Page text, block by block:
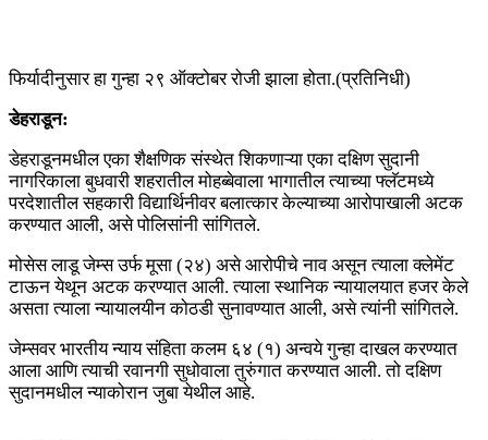
फिर्यादीनुसार हा गुन्हा २९ ऑक्टोबर रोजी झाला होता.(प्रतिनिधी)
डेहराडून:
डेहराडूनमधील एका शैक्षणिक संस्थेत शिकणाऱ्या एका दक्षिण सुदानी
नागरिकाला बुधवारी शहरातील मोहब्बेवाला भागातील त्याच्या फ्लॅटमध्ये
परदेशातील सहकारी विद्यार्थिनीवर बलात्कार केल्याच्या आरोपाखाली अटक
करण्यात आली, असे पोलिसांनी सांगितले.
मोसेस लाडू जेम्स उर्फ ​​मूसा (२४) असे आरोपीचे नाव असून त्याला क्लेमेंट
टाऊन येथून अटक करण्यात आली. त्याला स्थानिक न्यायालयात हजर केले
असता त्याला न्यायालयीन कोठडी सुनावण्यात आली, असे त्यांनी सांगितले.
जेम्सवर भारतीय न्याय संहिता कलम ६४ (१) अन्वये गुन्हा दाखल करण्यात
आला आणि त्याची रवानगी सुधोवाला तुरुंगात करण्यात आली. तो दक्षिण
सुदानमधील न्याकोरान जुबा येथील आहे.